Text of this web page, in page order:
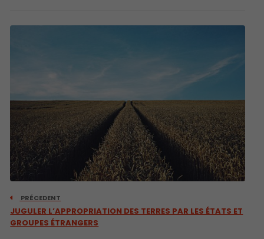
PRÉCEDENT
JUGULER L’APPROPRIATION DES TERRES PAR LES ÉTATS ET
GROUPES ÉTRANGERS